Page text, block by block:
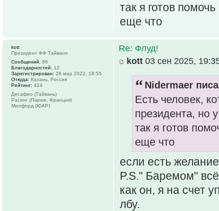
так я готов
еще что
Re: Флуд!
kott 03 сен 2025,
Nidermaer
Есть человек,
президента, но
так я готов
еще что
если есть
P.S." Баремом"
как он, я на счет
лбу.
kott
Президент ФФ Тайваня
Сообщений: 86
Благодарностей: 12
Зарегистрирован: 28 мар 2022, 18:55
Откуда: Казань, Россия
Рейтинг: 424
Десафио (Тайвань)
Расинг (Париж, Франция)
Милфорд (ЮАР)